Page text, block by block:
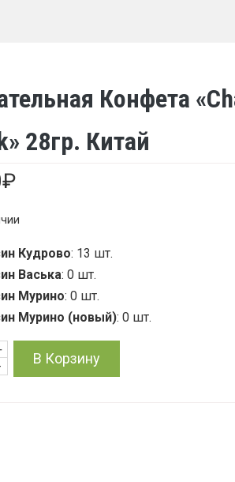
Конфета
28гр. Китай
₽
Кудрово: 13 шт.
Васька: 0 шт.
Мурино: 0 шт.
Мурино (новый): 0 шт.
В Корзину